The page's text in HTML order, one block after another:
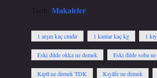
Tarih: Makaleler
1 arşın kaç cmdir 1 kantar kaç kg 1
Eski dilde okka ne demek Eski dilde soba
Kıptî ne demek TDK Kıyâfe ne demek